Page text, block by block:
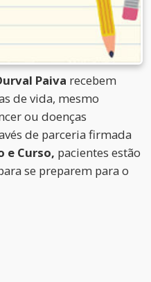
Paiva recebem
de vida, mesmo
ou doenças
de parceria firmada
e Curso, pacientes estão
se preparem para o